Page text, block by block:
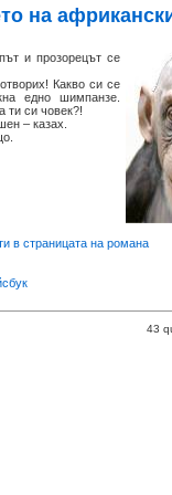
на
и прозорецът се
Какво си се
едно шимпанзе.
ти си човек?!
– казах.
в страницата на романа
43